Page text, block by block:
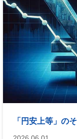
「円安上等」の